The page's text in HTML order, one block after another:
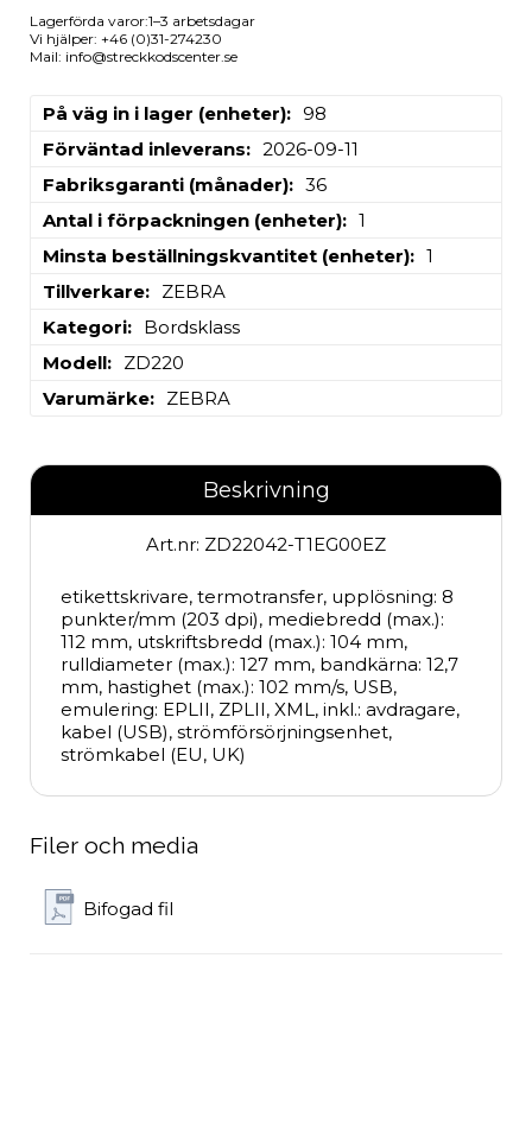
Lagerförda varor:1–3 arbetsdagar
Vi hjälper: +46 (0)31-274230
Mail: info@streckkodscenter.se
På väg in i lager (enheter)
98
Förväntad inleverans
2026-09-11
Fabriksgaranti (månader)
36
Antal i förpackningen (enheter)
1
Minsta beställningskvantitet (enheter)
1
Tillverkare
ZEBRA
Kategori
Bordsklass
Modell
ZD220
Varumärke
ZEBRA
Beskrivning
Art.nr: ZD22042-T1EG00EZ
etikettskrivare, termotransfer, upplösning: 8
punkter/mm (203 dpi), mediebredd (max.):
112 mm, utskriftsbredd (max.): 104 mm,
rulldiameter (max.): 127 mm, bandkärna: 12,7
mm, hastighet (max.): 102 mm/s, USB,
emulering: EPLII, ZPLII, XML, inkl.: avdragare,
kabel (USB), strömförsörjningsenhet,
strömkabel (EU, UK)
Filer och media
Bifogad fil